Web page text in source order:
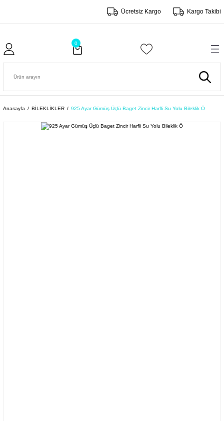
Ücretsiz Kargo Kargo Takibi
0
Anasayfa BİLEKLİKLER 925 Ayar Gümüş Üçlü Baget Zincir Harfli Su Yolu Bileklik Ö